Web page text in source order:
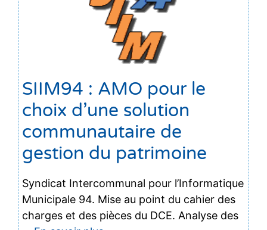
SIIM94 : AMO pour le
choix d’une solution
communautaire de
gestion du patrimoine
Syndicat Intercommunal pour l’Informatique
Municipale 94. Mise au point du cahier des
charges et des pièces du DCE. Analyse des